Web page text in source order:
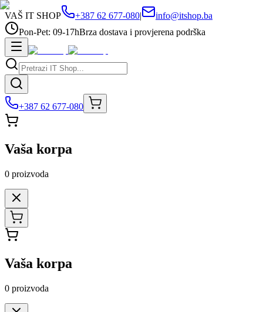
VAŠ IT SHOP +387 62 677-080|
info@itshop.ba
Pon-Pet: 09-17hBrza dostava i provjerena podrška
+387 62 677-080
Vaša korpa
0 proizvoda
Vaša korpa
0 proizvoda